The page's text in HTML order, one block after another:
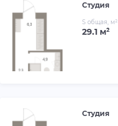
Студия
S общая, м²
29.1 м²
Студия